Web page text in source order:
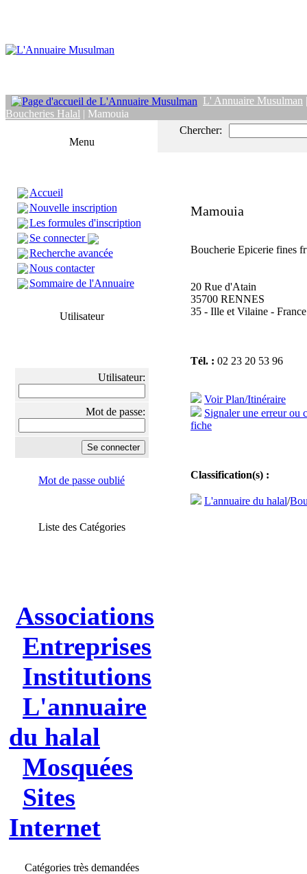
L' Annuaire Musulman
Boucheries Halal | Mamouia
Menu
Accueil
Nouvelle inscription
Les formules d'inscription
Se connecter
Recherche avancée
Nous contacter
Sommaire de l'Annuaire
Utilisateur
Utilisateur:
Mot de passe:
Mot de passe oublié
Liste des Catégories
Associations
Entreprises
Institutions
L'annuaire
du halal
Mosquées
Sites
Internet
Catégories très demandées
Chercher:
Mamouia
Boucherie Epicerie fines
20 Rue d'Atain
35700 RENNES
35 - Ille et Vilaine - France
Tél. : 02 23 20 53 96
Voir Plan/Itinéraire
Signaler une erreur ou
fiche
Classification(s) :
L'annuaire du halal/